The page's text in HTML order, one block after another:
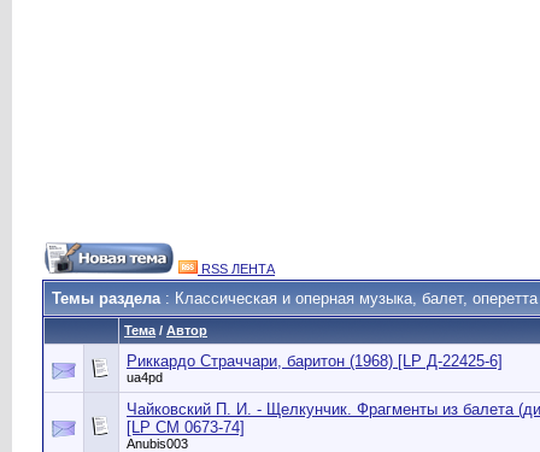
RSS ЛЕНТА
Темы раздела: Классическая и оперная музыка, балет, оперетта
Тема / Автор
Риккардо Страччари, баритон (1968) [LP Д-22425-6]
ua4pd
Чайковский П. И. - Щелкунчик. Фрагменты из балета
[LP СМ 0673-74]
Anubis003